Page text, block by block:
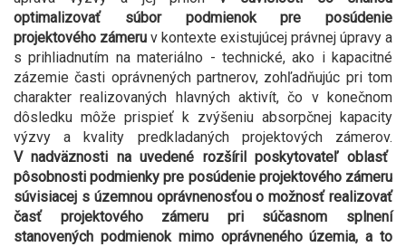
optimalizovať súbor podmienok pre posúdenie
projektového zámeru v kontexte existujúcej právnej úpravy a
s prihliadnutím na materiálno - technické, ako i kapacitné
zázemie časti oprávnených partnerov, zohľadňujúc pri tom
charakter realizovaných hlavných aktivít, čo v konečnom
dôsledku môže prispieť k zvýšeniu absorpčnej kapacity
výzvy a kvality predkladaných projektových zámerov.
V nadväznosti na uvedené rozšíril poskytovateľ oblasť
pôsobnosti podmienky pre posúdenie projektového zámeru
súvisiacej s územnou oprávnenosťou o možnosť realizovať
časť projektového zámeru pri súčasnom splnení
stanovených podmienok mimo oprávneného územia, a to